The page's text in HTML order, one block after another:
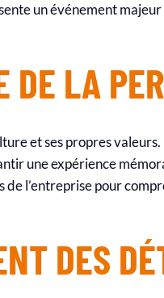
un événement
DE LA
et ses propres
une expérience
l’entreprise pour
DES